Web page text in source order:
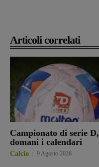
Articoli correlati
Campionato di serie D,
domani i calendari
Calcio 9 Agosto 2026